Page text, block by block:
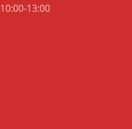
10:00-13:00